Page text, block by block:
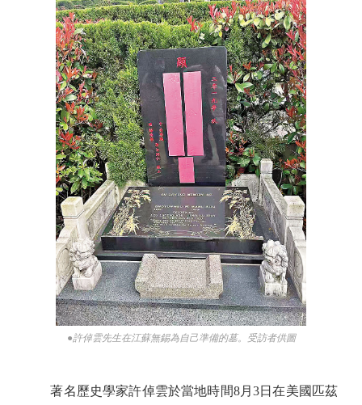
●許倬雲先生在江蘇無錫為自己準備的墓。受訪者供圖
著名歷史學家許倬雲於當地時間8月3日在美國匹茲